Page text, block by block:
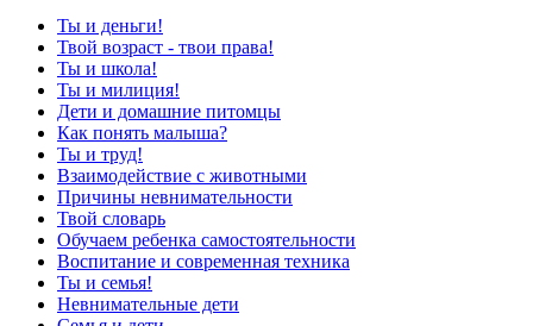
Ты и деньги!
Твой возраст - твои права!
Ты и школа!
Ты и милиция!
Дети и домашние питомцы
Как понять малыша?
Ты и труд!
Взаимодействие с животными
Причины невнимательности
Твой словарь
Обучаем ребенка самостоятельности
Воспитание и современная техника
Ты и семья!
Невнимательные дети